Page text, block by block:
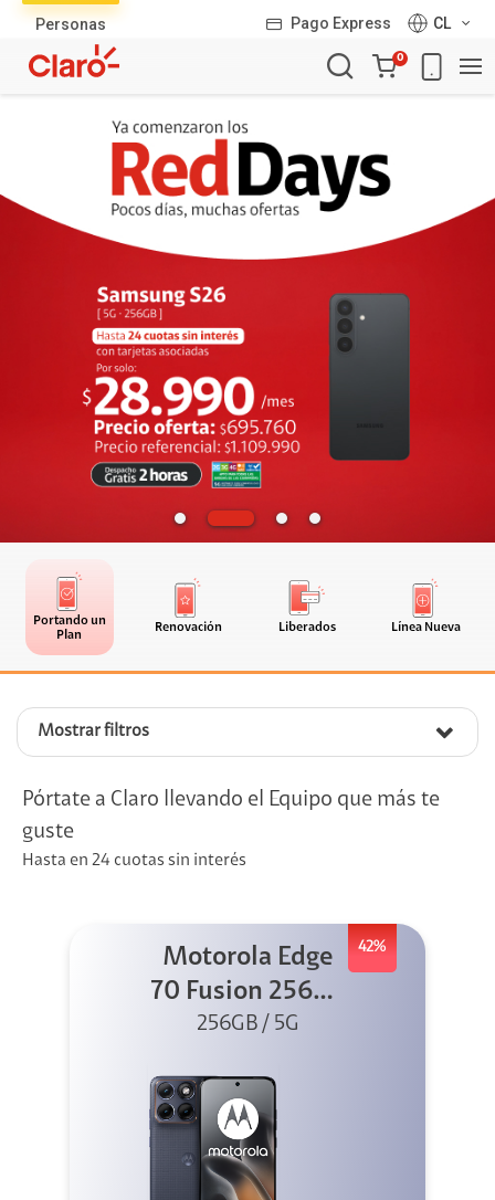
Personas Pago Express
CL
Carro
de
0
Portando un
Plan
Renovación Liberados Línea Nueva
Mostrar filtros
productos
Pórtate a Claro llevando el Equipo que más te
guste
Hasta en 24 cuotas sin interés
42%
Motorola Edge
70 Fusion 256GB
Azul
256GB / 5G